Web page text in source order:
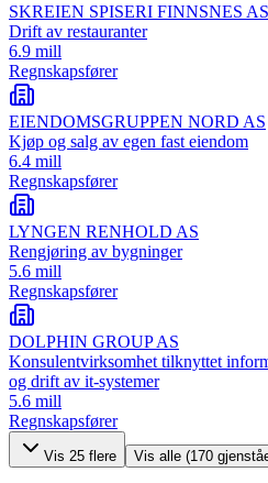
SKREIEN SPISERI FINNSNES AS
Drift av restauranter
6.9 mill
Regnskapsfører
EIENDOMSGRUPPEN NORD AS
Kjøp og salg av egen fast eiendom
6.4 mill
Regnskapsfører
LYNGEN RENHOLD AS
Rengjøring av bygninger
5.6 mill
Regnskapsfører
DOLPHIN GROUP AS
Konsulentvirksomhet tilknyttet
og drift av it-systemer
5.6 mill
Regnskapsfører
Vis 25 flere Vis alle (170